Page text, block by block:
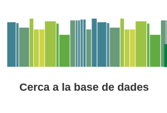
Cerca a la base de dades